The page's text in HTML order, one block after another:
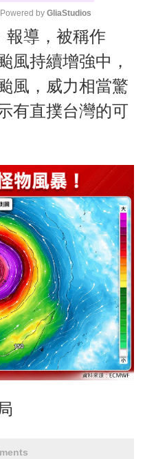
M
u
t
e
Powered by GliaStudios
報導，被稱作
風持續增強中，
風，威力相當驚
有直撲台灣的可